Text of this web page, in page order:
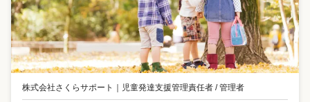
株式会社さくらサポート 児童発達支援管理責任者 / 管理者